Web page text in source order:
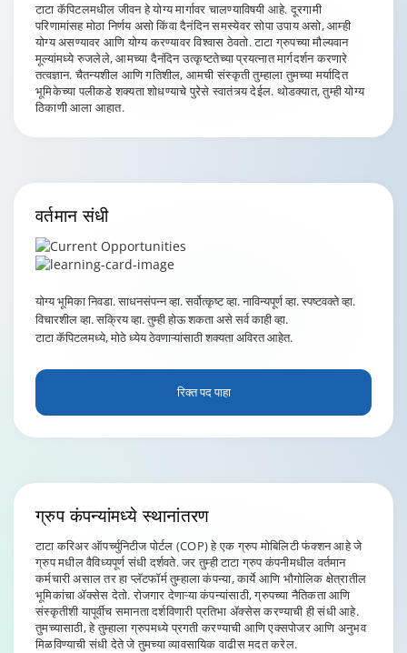
टाटा कॅपिटलमधील जीवन हे योग्य मार्गावर चालण्याविषयी आहे. दूरगामी
परिणामांसह मोठा निर्णय असो किंवा दैनंदिन समस्येवर सोपा उपाय असो, आम्ही
योग्य असण्यावर आणि योग्य करण्यावर विश्वास ठेवतो. टाटा ग्रुपच्या मौल्यवान
मूल्यांमध्ये रुजलेले, आमच्या दैनंदिन उत्कृष्टतेच्या प्रयत्नात मार्गदर्शन करणारे
तत्वज्ञान. चैतन्यशील आणि गतिशील, आमची संस्कृती तुम्हाला तुमच्या मर्यादित
भूमिकेच्या पलीकडे शक्यता शोधण्याचे पुरेसे स्वातंत्र्य देईल. थोडक्यात, तुम्ही योग्य
ठिकाणी आला आहात.
योग्य भूमिका निवडा. साधनसंपन्न व्हा. सर्वोत्कृष्ट व्हा. नाविन्यपूर्ण व्हा. स्पष्टवक्ते व्हा.
विचारशील व्हा. सक्रिय व्हा. तुम्ही होऊ शकता असे सर्व काही व्हा.
टाटा कॅपिटलमध्ये, मोठे ध्येय ठेवणाऱ्यांसाठी शक्यता अविरत आहेत.
रिक्त पद पाहा
वर्तमानसंधी
ग्रुपकंपन्यांमध्ये स्थानांतरण
टाटा करिअर ऑपर्च्युनिटीज पोर्टल (COP) हे एक ग्रुप मोबिलिटी फंक्शन आहे जे
ग्रुप मधील वैविध्यपूर्ण संधी दर्शवते. जर तुम्ही टाटा ग्रुप कंपनीमधील वर्तमान
कर्मचारी असाल तर हा प्लॅटफॉर्म तुम्हाला कंपन्या, कार्ये आणि भौगोलिक क्षेत्रातील
भूमिकांचा ॲक्सेस देतो. रोजगार देणाऱ्या कंपन्यांसाठी, ग्रुपच्या नैतिकता आणि
संस्कृतीशी यापूर्वीच समानता दर्शविणारी प्रतिभा ॲक्सेस करण्याची ही संधी आहे.
तुमच्यासाठी, हे तुम्हाला ग्रुपमध्ये प्रगती करण्याची आणि एक्सपोजर आणि अनुभव
मिळविण्याची संधी देते जे तुमच्या व्यावसायिक वाढीस मदत करेल.